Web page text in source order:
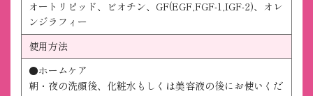
オートリピッド、ビオチン、GF(EGF,FGF-1,IGF-2)、オレ
ンジラフィー
使用方法
●ホームケア
朝・夜の洗顔後、化粧水もしくは美容液の後にお使いくだ